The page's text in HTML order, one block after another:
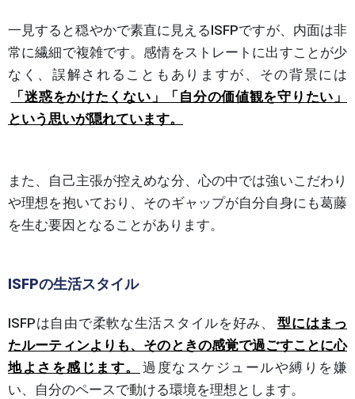
一見すると穏やかで素直に見えるISFPですが、内面は非
常に繊細で複雑です。感情をストレートに出すことが少
なく、誤解されることもありますが、その背景には
「迷惑をかけたくない」「自分の価値観を守りたい」
という思いが隠れています。
また、自己主張が控えめな分、心の中では強いこだわり
や理想を抱いており、そのギャップが自分自身にも葛藤
を生む要因となることがあります。
ISFPの生活スタイル
ISFPは自由で柔軟な生活スタイルを好み、
型にはまっ
たルーティンよりも、そのときの感覚で過ごすことに心
地よさを感じます。
過度なスケジュールや縛りを嫌
い、自分のペースで動ける環境を理想とします。